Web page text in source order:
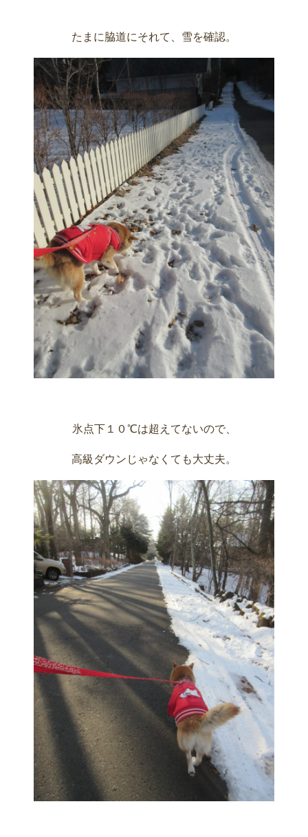
たまに脇道にそれて、雪を確認。
氷点下１０℃は超えてないので、
高級ダウンじゃなくても大丈夫。